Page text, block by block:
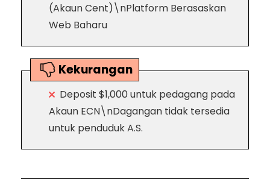
(Akaun Cent)\nPlatform Berasaskan
Web Baharu
Kekurangan
Deposit $1,000 untuk pedagang pada
Akaun ECN\nDagangan tidak tersedia
untuk penduduk A.S.